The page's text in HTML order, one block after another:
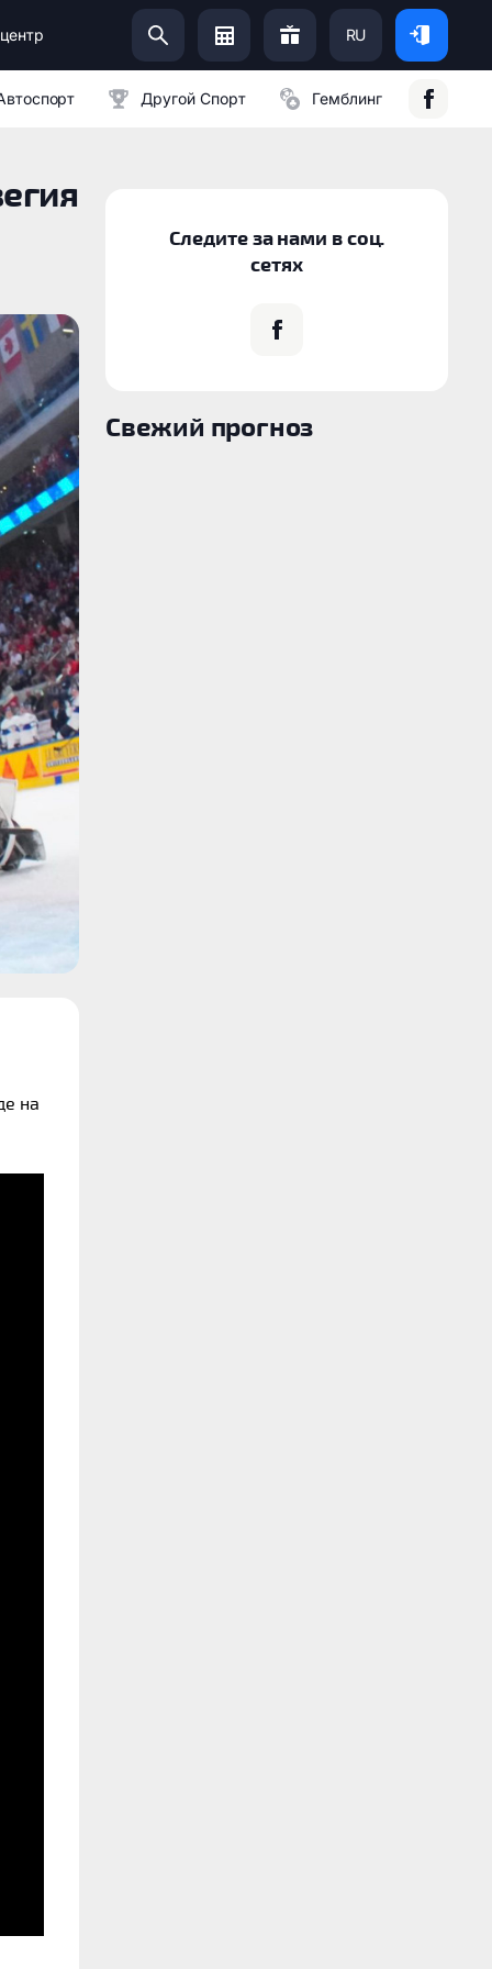
RU
Другой Спорт Гемблинг
на
Следите за нами в соц.
сетях
Свежий прогноз